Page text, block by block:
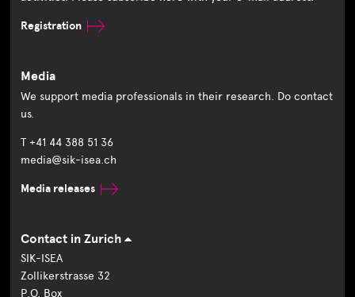
Registration
Media
We support media professionals in their research. Do contact
us.
T +41 44 388 51 36
media@sik-isea.ch
Media releases
Contact in Zurich
SIK-ISEA
Zollikerstrasse 32
P.O. Box